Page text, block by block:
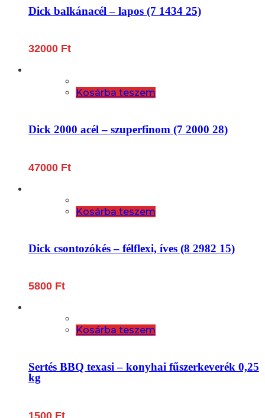
Dick balkánacél – lapos (7 1434 25)
32000 Ft
Kosárba teszem
Dick 2000 acél – szuperfinom (7 2000 28)
47000 Ft
Kosárba teszem
Dick csontozókés – félflexi, íves (8 2982 15)
5800 Ft
Kosárba teszem
Sertés BBQ texasi – konyhai fűszerkeverék 0,25
kg
1500 Ft